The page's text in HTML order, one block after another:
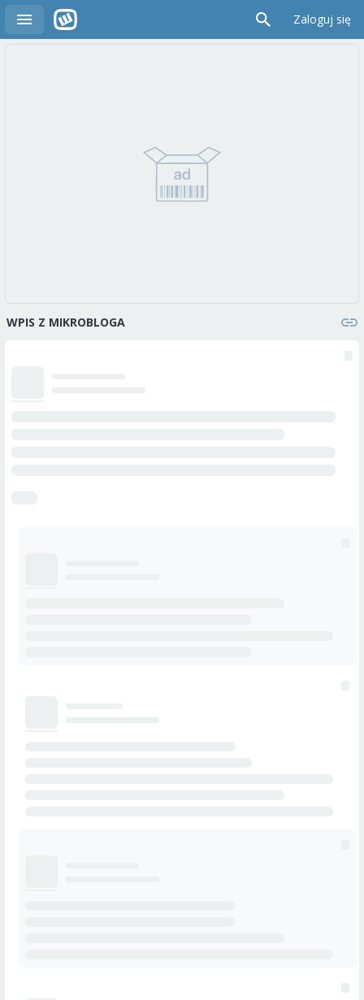
Zaloguj się
WPIS Z MIKROBLOGA